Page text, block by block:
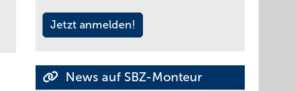
Jetzt anmelden!
News auf SBZ-Monteur